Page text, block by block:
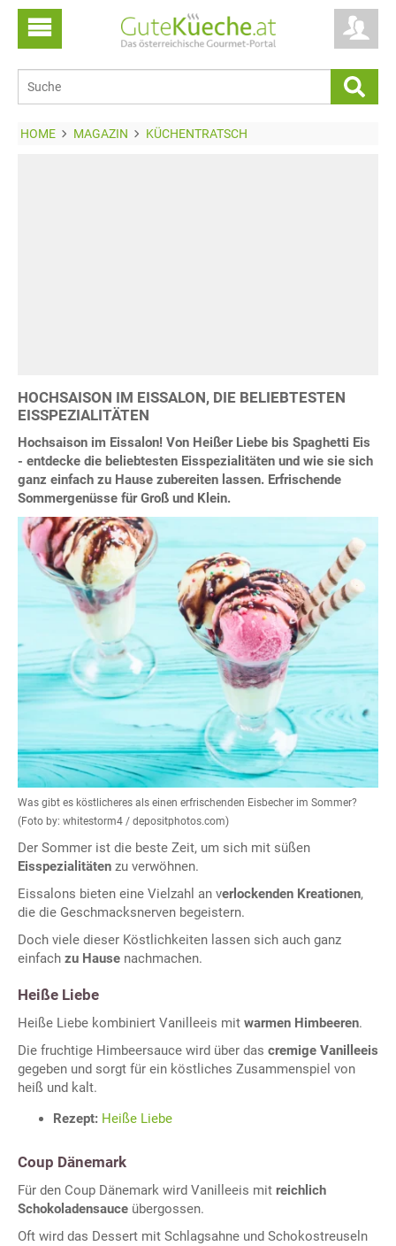
HOME MAGAZIN KÜCHENTRATSCH
HOCHSAISON IM EISSALON, DIE BELIEBTESTEN
EISSPEZIALITÄTEN
Hochsaison im Eissalon! Von Heißer Liebe bis Spaghetti Eis
- entdecke die beliebtesten Eisspezialitäten und wie sie sich
ganz einfach zu Hause zubereiten lassen. Erfrischende
Sommergenüsse für Groß und Klein.
Was gibt es köstlicheres als einen erfrischenden Eisbecher im Sommer?
(Foto by: whitestorm4 / depositphotos.com)
Der Sommer ist die beste Zeit, um sich mit süßen
Eisspezialitäten zu verwöhnen.
Eissalons bieten eine Vielzahl an verlockenden Kreationen,
die die Geschmacksnerven begeistern.
Doch viele dieser Köstlichkeiten lassen sich auch ganz
einfach zu Hause nachmachen.
Heiße Liebe
Heiße Liebe kombiniert Vanilleeis mit warmen Himbeeren.
Die fruchtige Himbeersauce wird über das cremige Vanilleeis
gegeben und sorgt für ein köstliches Zusammenspiel von
heiß und kalt.
Rezept: Heiße Liebe
Coup Dänemark
Für den Coup Dänemark wird Vanilleeis mit reichlich
Schokoladensauce übergossen.
Oft wird das Dessert mit Schlagsahne und Schokostreuseln